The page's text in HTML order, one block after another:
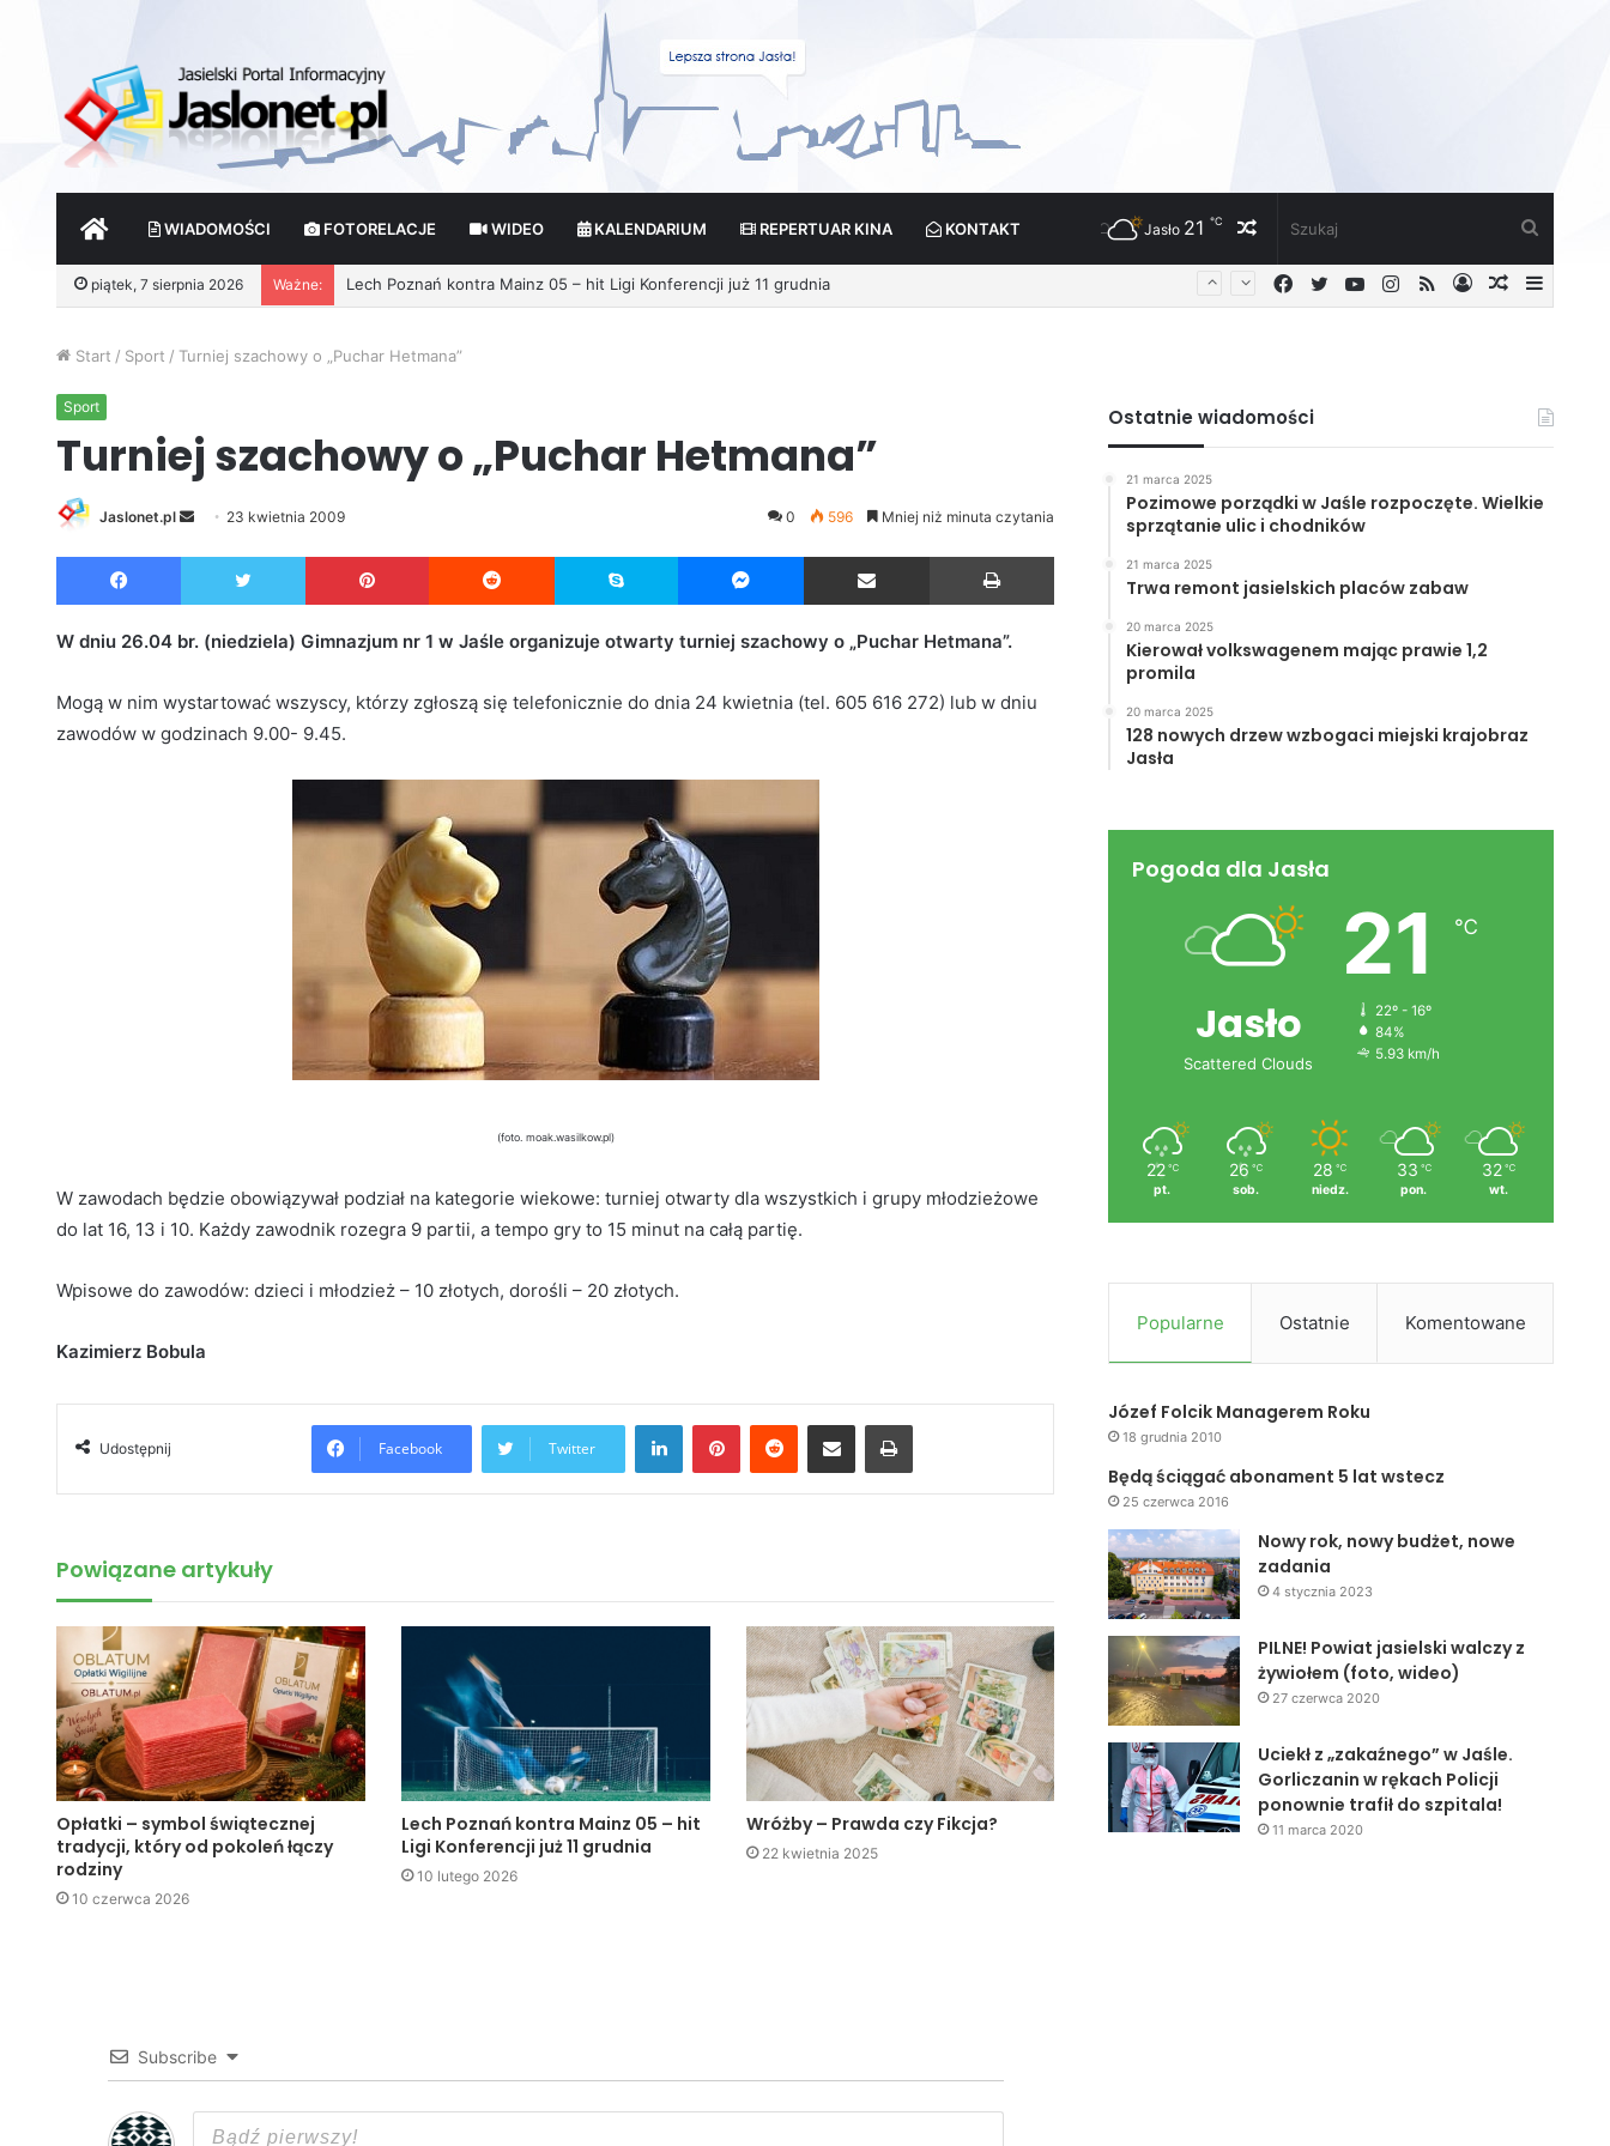
START WIADOMOŚCI FOTORELACJE WIDEO KALENDARIUM REPERTUAR KINA KONTAKT Losowy
artykuł
Jasło 21 ℃
piątek, 7 sierpnia 2026 Ważne: Lech Poznań kontra Mainz 05 – hit Ligi Konferencji już 11 grudnia
Losowy
Zaloguj
RSS
Instagram
YouTube
Twitter
Facebook
Start / Sport / Turniej szachowy o „Puchar Hetmana”
Sport
Turniej szachowy o „Puchar Hetmana”
Jaslonet.pl
d
23 kwietnia 2009 0 596 Mniej niż minuta czytania
Facebook Twitter Pinterest Reddit Skype Messenger Udostępnij przez Email
W dniu 26.04 br. (niedziela) Gimnazjum nr 1 w Jaśle organizuje otwarty turniej szachowy o „Puchar Hetmana”.
Mogą w nim wystartować wszyscy, którzy zgłoszą się telefonicznie do dnia 24 kwietnia (tel. 605 616 272) lub w dniu
zawodów w godzinach 9.00- 9.45.
(foto. moak.wasilkow.pl)
W zawodach będzie obowiązywał podział na kategorie wiekowe: turniej otwarty dla wszystkich i grupy młodzieżowe
do lat 16, 13 i 10. Każdy zawodnik rozegra 9 partii, a tempo gry to 15 minut na całą partię.
Wpisowe do zawodów: dzieci i młodzież – 10 złotych, dorośli – 20 złotych.
Kazimierz Bobula
Udostępnij Facebook Twitter
LinkedIn
Powiązane artykuły
Opłatki – symbol świątecznej
tradycji, który od pokoleń łączy
rodziny
10 czerwca 2026
Lech Poznań kontra Mainz 05 – hit
Ligi Konferencji już 11 grudnia
10 lutego 2026
Wróżby – Prawda czy Fikcja?
22 kwietnia 2025
Subscribe
Ostatnie wiadomości
21 marca 2025
Pozimowe porządki w Jaśle rozpoczęte. Wielkie
sprzątanie ulic i chodników
21 marca 2025
Trwa remont jasielskich placów zabaw
20 marca 2025
Kierował volkswagenem mając prawie 1,2
promila
20 marca 2025
128 nowych drzew wzbogaci miejski krajobraz
Jasła
Pogoda dla Jasła
Jasło
Scattered Clouds
21 ℃
22º - 16º
84%
5.93 km/h
22 ℃
pt.
26 ℃
sob.
28 ℃
niedz.
33 ℃
pon.
32 ℃
wt.
Popularne Ostatnie Komentowane
Józef Folcik Managerem Roku
18 grudnia 2010
Będą ściągać abonament 5 lat wstecz
25 czerwca 2016
Nowy rok, nowy budżet, nowe
zadania
4 stycznia 2023
PILNE! Powiat jasielski walczy z
żywiołem (foto, wideo)
27 czerwca 2020
Uciekł z „zakaźnego” w Jaśle.
Gorliczanin w rękach Policji
ponownie trafił do szpitala!
11 marca 2020